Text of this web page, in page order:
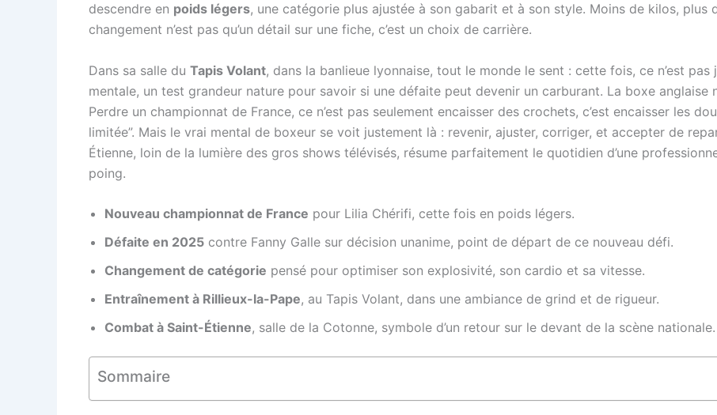
descendre en poids légers, une catégorie plus ajustée à son gabarit et à son style. Moins de kilos, plus
changement n’est pas qu’un détail sur une fiche, c’est un choix de carrière.
Dans sa salle du Tapis Volant, dans la banlieue lyonnaise, tout le monde le sent : cette fois, ce n’est
mentale, un test grandeur nature pour savoir si une défaite peut devenir un carburant. La boxe anglaise
Perdre un championnat de France, ce n’est pas seulement encaisser des crochets, c’est encaisser les
limitée”. Mais le vrai mental de boxeur se voit justement là : revenir, ajuster, corriger, et accepter de
Étienne, loin de la lumière des gros shows télévisés, résume parfaitement le quotidien d’une
poing.
Nouveau championnat de France pour Lilia Chérifi, cette fois en poids légers.
Défaite en 2025 contre Fanny Galle sur décision unanime, point de départ de ce nouveau défi.
Changement de catégorie pensé pour optimiser son explosivité, son cardio et sa vitesse.
Entraînement à Rillieux-la-Pape, au Tapis Volant, dans une ambiance de grind et de rigueur.
Combat à Saint-Étienne, salle de la Cotonne, symbole d’un retour sur le devant de la scène nationale.
Sommaire